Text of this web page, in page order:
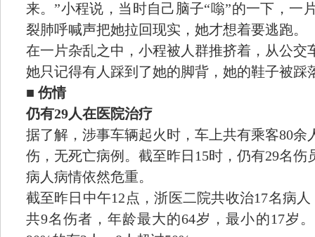
来。”小程说，当时自己脑子“嗡”的一下，一
裂肺呼喊声把她拉回现实，她才想着要逃跑。
在一片杂乱之中，小程被人群推挤着，从公交
她只记得有人踩到了她的脚背，她的鞋子被踩
■ 伤情
仍有29人在医院治疗
据了解，涉事车辆起火时，车上共有乘客80余
伤，无死亡病例。截至昨日15时，仍有29名伤
病人病情依然危重。
截至昨日中午12点，浙医二院共收治17名病
共9名伤者，年龄最大的64岁，最小的17岁